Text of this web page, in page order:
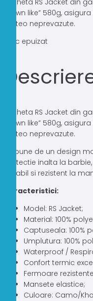
a
fost:
494,96 lei.
„Down like” 580g,
meteo neprevazute.
Stoc epuizat
Jacheta RS Jacket din
„Down like” 580g,
meteo neprevazute.
Dispune de un design
protectie inalta la
durabil si rezistent la
Caracteristici:
Model: RS Jacket;
Material: 100%
Captuseala: 100%
Umplutura: 100%
Waterproof /
Confort termic
Fermoare
Mansete elastice;
Culoare: Camo/